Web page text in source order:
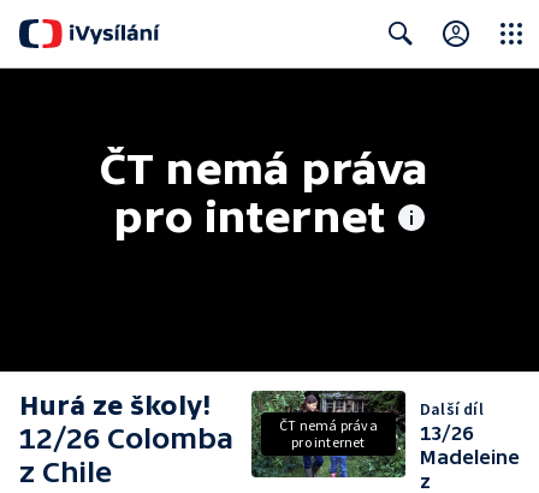
ČT nemá práva
pro internet
Hurá ze školy!
12/26 Colomba
z Chile
ČT nemá práva
pro internet
Další díl
13/26
Madeleine
z